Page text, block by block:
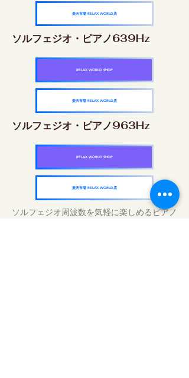
楽天市場 RELAX WORLD店
ソルフェジオ・ピアノ639Hz
RELAX WORLD SHOP
楽天市場 RELAX WORLD店
ソルフェジオ・ピアノ963Hz
RELAX WORLD SHOP
楽天市場 RELAX WORLD店
ソルフェジオ周波数を気軽に楽しめるピアノ